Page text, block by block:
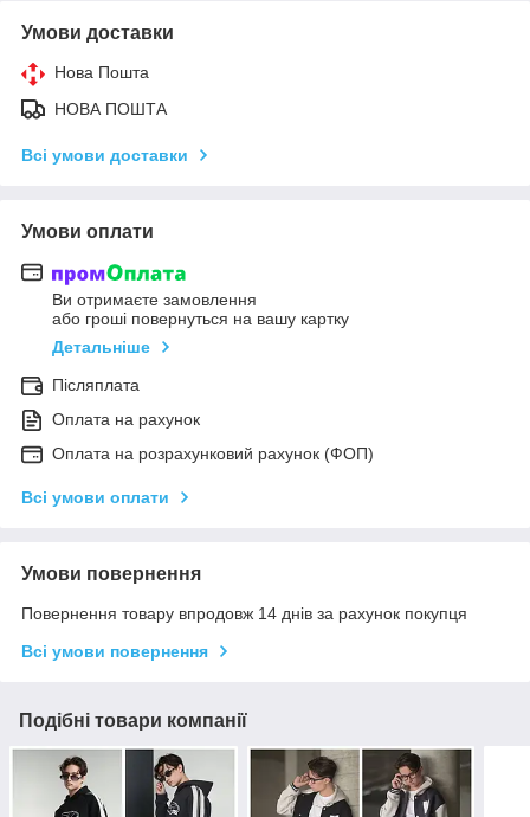
Умови доставки
Нова Пошта
НОВА ПОШТА
Всі умови доставки
Умови оплати
Ви отримаєте замовлення
або гроші повернуться на вашу картку
Детальніше
Післяплата
Оплата на рахунок
Оплата на розрахунковий рахунок (ФОП)
Всі умови оплати
Умови повернення
Повернення товару впродовж 14 днів за рахунок покупця
Всі умови повернення
Подібні товари компанії